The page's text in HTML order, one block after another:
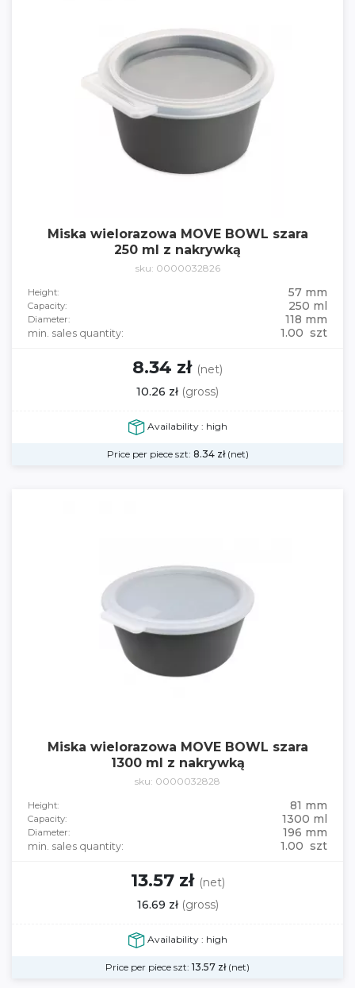
Miska wielorazowa MOVE BOWL szara
250 ml z nakrywką
sku: 0000032826
Height: 57 mm
Capacity: 250 ml
Diameter: 118 mm
min. sales quantity: 1.00 szt
8.34 zł (net)
10.26 zł (gross)
Availability : high
Price per piece szt: 8.34 zł(net)
Miska wielorazowa MOVE BOWL szara
1300 ml z nakrywką
sku: 0000032828
Height: 81 mm
Capacity: 1300 ml
Diameter: 196 mm
min. sales quantity: 1.00 szt
13.57 zł (net)
16.69 zł (gross)
Availability : high
Price per piece szt: 13.57 zł(net)